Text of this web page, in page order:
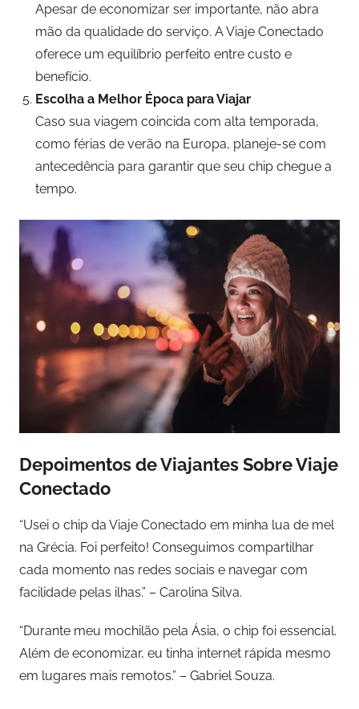
Apesar de economizar ser importante, não abra
mão da qualidade do serviço. A Viaje Conectado
oferece um equilíbrio perfeito entre custo e
benefício.
Escolha a Melhor Época para Viajar
Caso sua viagem coincida com alta temporada,
como férias de verão na Europa, planeje-se com
antecedência para garantir que seu chip chegue a
tempo.
Depoimentos de Viajantes Sobre Viaje
Conectado
“Usei o chip da Viaje Conectado em minha lua de mel
na Grécia. Foi perfeito! Conseguimos compartilhar
cada momento nas redes sociais e navegar com
facilidade pelas ilhas.” – Carolina Silva.
“Durante meu mochilão pela Ásia, o chip foi essencial.
Além de economizar, eu tinha internet rápida mesmo
em lugares mais remotos.” – Gabriel Souza.